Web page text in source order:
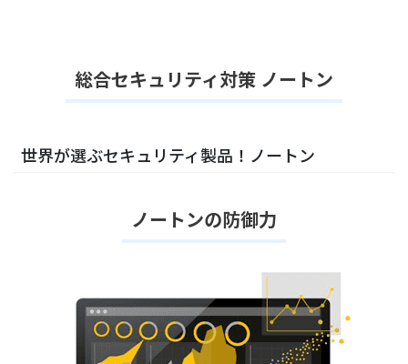
総合セキュリティ対策 ノートン
世界が選ぶセキュリティ製品！ノートン
ノートンの防御力